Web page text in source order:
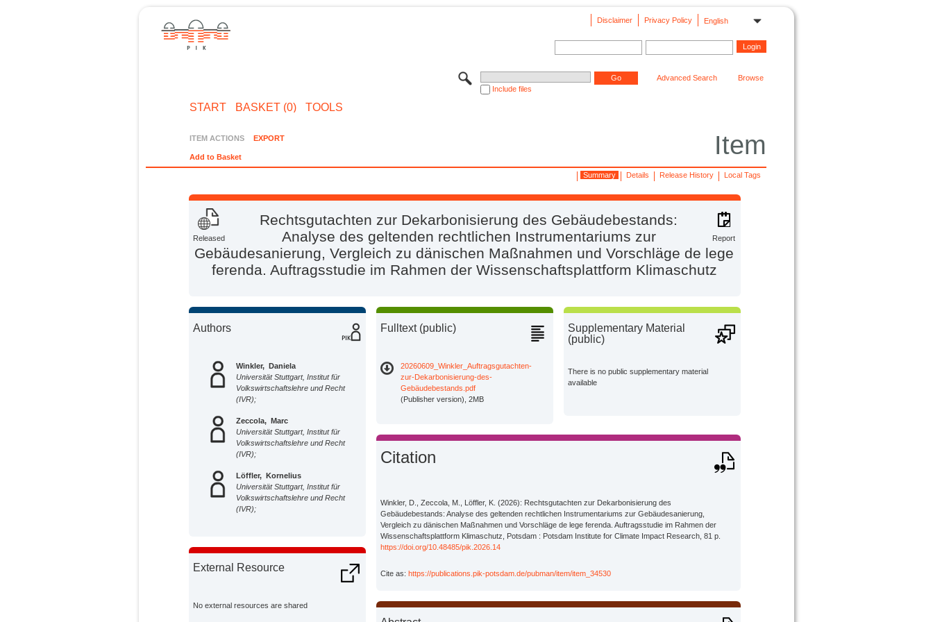
English
Privacy Policy
Disclaimer
Include files
Advanced Search Browse
START BASKET (0) TOOLS
Item
ITEM ACTIONS EXPORT
Add to Basket
Local Tags
Release History
Details
Summary
Released Report
Rechtsgutachten zur Dekarbonisierung des Gebäudebestands:
Analyse des geltenden rechtlichen Instrumentariums zur
Gebäudesanierung, Vergleich zu dänischen Maßnahmen und Vorschläge de lege
ferenda. Auftragsstudie im Rahmen der Wissenschaftsplattform Klimaschutz
Authors
Winkler, Daniela
Universität Stuttgart, Institut für
Volkswirtschaftslehre und Recht
(IVR);
Zeccola, Marc
Universität Stuttgart, Institut für
Volkswirtschaftslehre und Recht
(IVR);
Löffler, Kornelius
Universität Stuttgart, Institut für
Volkswirtschaftslehre und Recht
(IVR);
External Resource
No external resources are shared
Fulltext (public)
20260609_Winkler_Auftragsgutachten-
zur-Dekarbonisierung-des-
Gebäudebestands.pdf
(Publisher version), 2MB
Supplementary Material
(public)
There is no public supplementary material
available
Citation
Winkler, D., Zeccola, M., Löffler, K. (2026): Rechtsgutachten zur Dekarbonisierung des
Gebäudebestands: Analyse des geltenden rechtlichen Instrumentariums zur Gebäudesanierung,
Vergleich zu dänischen Maßnahmen und Vorschläge de lege ferenda. Auftragsstudie im Rahmen der
Wissenschaftsplattform Klimaschutz, Potsdam : Potsdam Institute for Climate Impact Research, 81 p.
https://doi.org/10.48485/pik.2026.14
Cite as: https://publications.pik-potsdam.de/pubman/item/item_34530